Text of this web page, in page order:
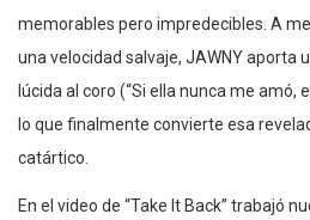
memorables pero impredecibles. A
una velocidad salvaje, JAWNY aporta
lúcida al coro (“Si ella nunca me amó,
lo que finalmente convierte esa
catártico.
En el video de “Take It Back” trabajó